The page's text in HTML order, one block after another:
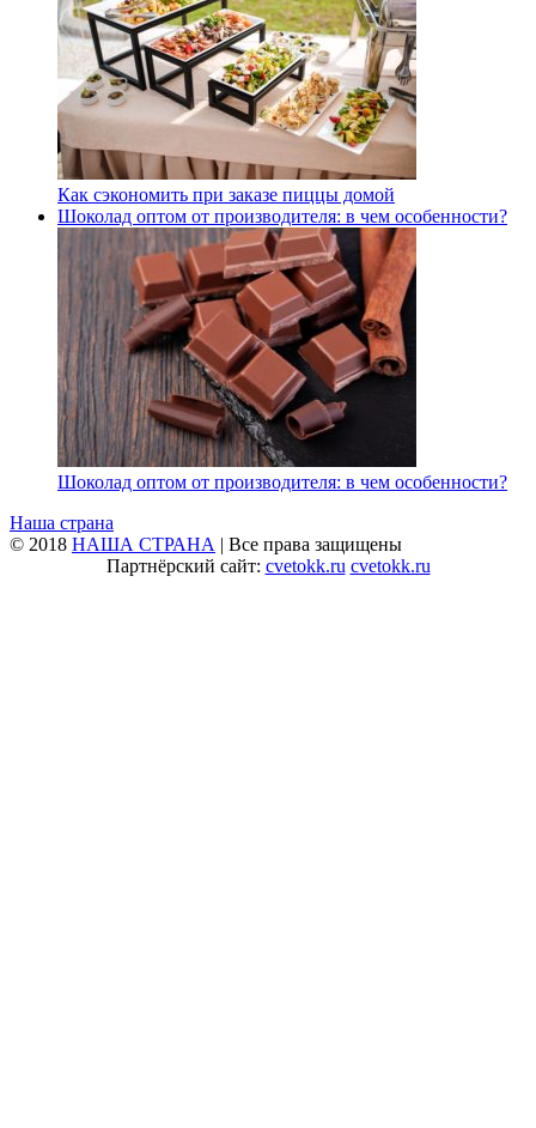
Как сэкономить при заказе пиццы домой
Шоколад оптом от производителя: в чем особенности?
Шоколад оптом от производителя: в чем особенности?
Наша страна
© 2018 НАША СТРАНА | Все права защищены
Партнёрский сайт: cvetokk.ru cvetokk.ru